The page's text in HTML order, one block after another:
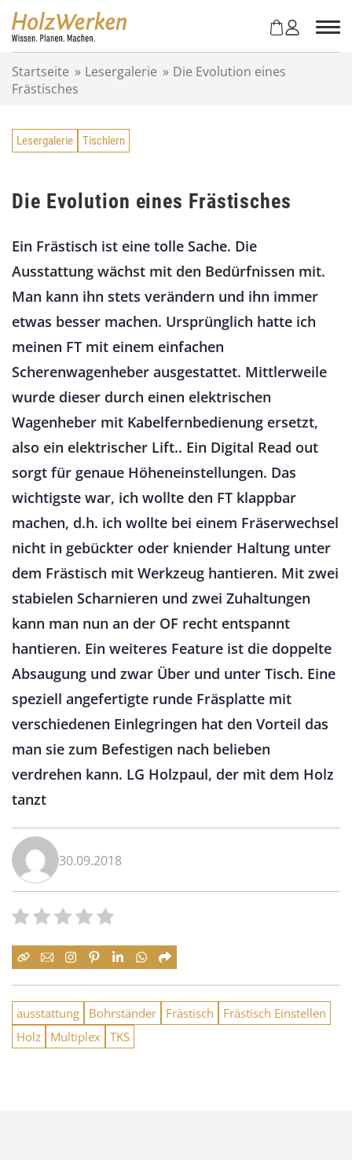
Startseite » Lesergalerie » Die Evolution eines
Frästisches
Lesergalerie Tischlern
Die Evolution eines Frästisches
Ein Frästisch ist eine tolle Sache. Die
Ausstattung wächst mit den Bedürfnissen mit.
Man kann ihn stets verändern und ihn immer
etwas besser machen. Ursprünglich hatte ich
meinen FT mit einem einfachen
Scherenwagenheber ausgestattet. Mittlerweile
wurde dieser durch einen elektrischen
Wagenheber mit Kabelfernbedienung ersetzt,
also ein elektrischer Lift.. Ein Digital Read out
sorgt für genaue Höheneinstellungen. Das
wichtigste war, ich wollte den FT klappbar
machen, d.h. ich wollte bei einem Fräserwechsel
nicht in gebückter oder kniender Haltung unter
dem Frästisch mit Werkzeug hantieren. Mit zwei
stabielen Scharnieren und zwei Zuhaltungen
kann man nun an der OF recht entspannt
hantieren. Ein weiteres Feature ist die doppelte
Absaugung und zwar Über und unter Tisch. Eine
speziell angefertigte runde Fräsplatte mit
verschiedenen Einlegringen hat den Vorteil das
man sie zum Befestigen nach belieben
verdrehen kann. LG Holzpaul, der mit dem Holz
tanzt
30.09.2018
ausstattung Bohrständer Frästisch
Frästisch Einstellen
Holz
Multiplex TKS